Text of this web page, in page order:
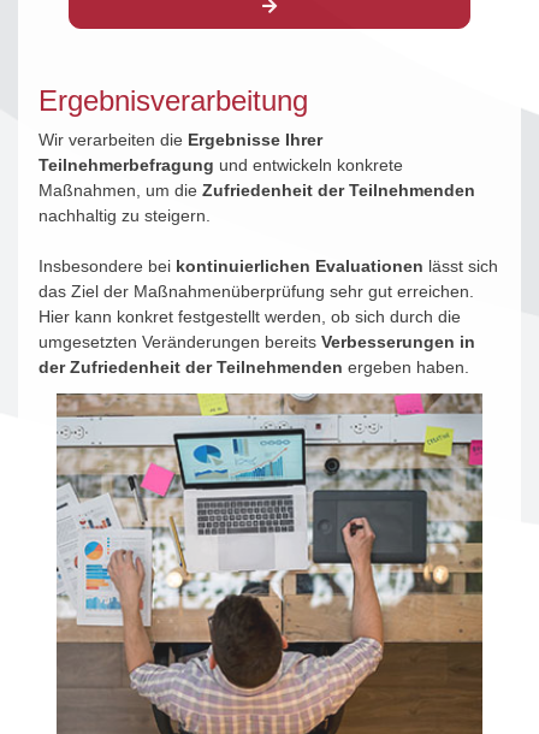
Ergebnisverarbeitung
Wir verarbeiten die Ergebnisse Ihrer
Teilnehmerbefragung und entwickeln konkrete
Maßnahmen, um die Zufriedenheit der Teilnehmenden
nachhaltig zu steigern.
Insbesondere bei kontinuierlichen Evaluationen lässt sich
das Ziel der Maßnahmenüberprüfung sehr gut erreichen.
Hier kann konkret festgestellt werden, ob sich durch die
umgesetzten Veränderungen bereits Verbesserungen in
der Zufriedenheit der Teilnehmenden ergeben haben.